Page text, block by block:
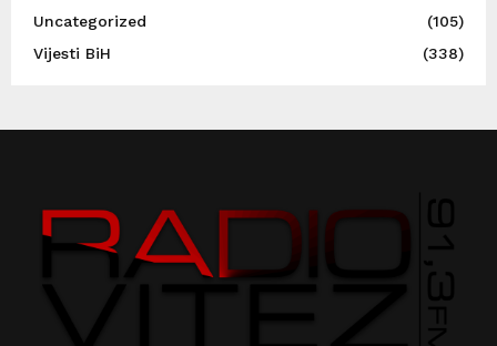
Uncategorized
(105)
Vijesti BiH
(338)